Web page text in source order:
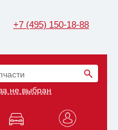
+7 (495) 150-18-88
не выбран